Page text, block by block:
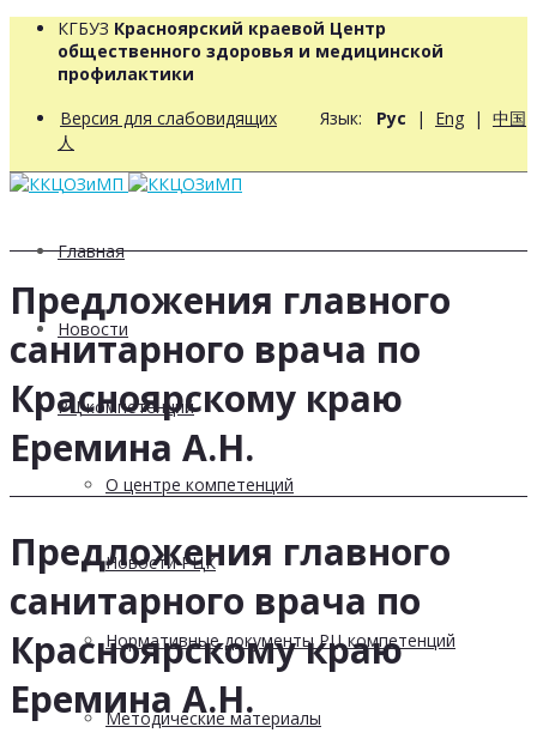
КГБУЗ Красноярский краевой Центр
общественного здоровья и медицинской
профилактики
Версия для слабовидящих Язык: Рус | Eng | 中国
人
Главная
Новости
РЦ компетенций
О центре компетенций
Новости РЦК
Нормативные документы РЦ компетенций
Методические материалы
Предложения главного
санитарного врача по
Красноярскому краю
Еремина А.Н.
Предложения главного
санитарного врача по
Красноярскому краю
Еремина А.Н.